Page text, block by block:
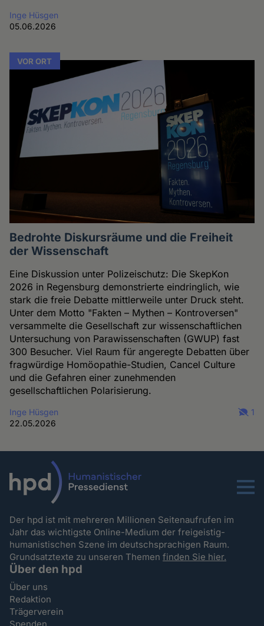
Inge Hüsgen
05.06.2026
VOR ORT
Bedrohte Diskursräume und die Freiheit
der Wissenschaft
Eine Diskussion unter Polizeischutz: Die SkepKon
2026 in Regensburg demonstrierte eindringlich, wie
stark die freie Debatte mittlerweile unter Druck steht.
Unter dem Motto "Fakten – Mythen – Kontroversen"
versammelte die Gesellschaft zur wissenschaftlichen
Untersuchung von Parawissenschaften (GWUP) fast
300 Besucher. Viel Raum für angeregte Debatten über
fragwürdige Homöopathie-Studien, Cancel Culture
und die Gefahren einer zunehmenden
gesellschaftlichen Polarisierung.
Inge Hüsgen
22.05.2026
1
Menu
Der hpd ist mit mehreren Millionen Seitenaufrufen im
Jahr das wichtigste Online-Medium der freigeistig-
humanistischen Szene im deutschsprachigen Raum.
Grundsatztexte zu unseren Themenfinden Sie hier.
Über den hpd
Über uns
Redaktion
Trägerverein